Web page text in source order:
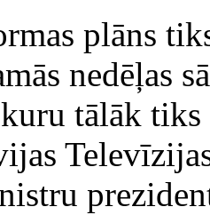
plāns
nedēļas
tālāk